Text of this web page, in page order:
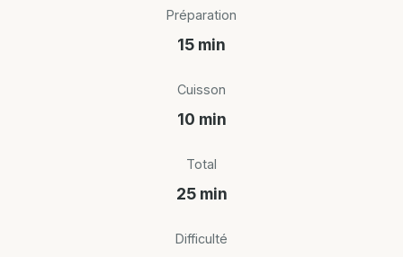
Préparation
15 min
Cuisson
10 min
Total
25 min
Difficulté